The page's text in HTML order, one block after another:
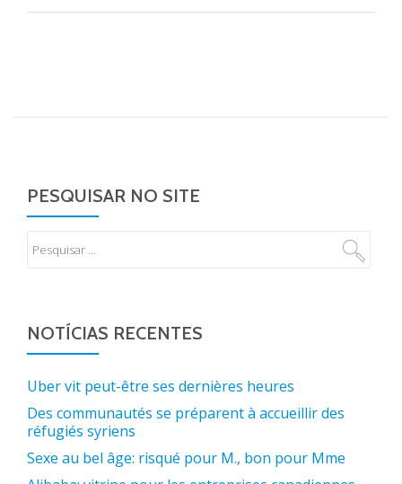
PESQUISAR NO SITE
NOTÍCIAS RECENTES
Uber vit peut-être ses dernières heures
Des communautés se préparent à accueillir des
réfugiés syriens
Sexe au bel âge: risqué pour M., bon pour Mme